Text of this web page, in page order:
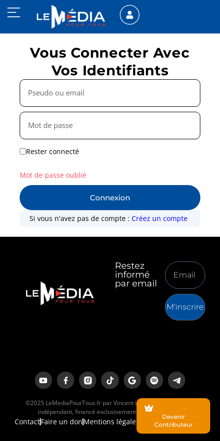
Vous Connecter Avec
Vos Identifiants
Rester connecté
Connexion
Mot de passe oublié
Si vous n'avez pas de compte :Créez un compte
Restez
informé
par email
M'inscrire
©2025 LeMediaPourTous.fr par Vincent Lapierre est un média
indépendant, financé exclusivement par ses lecteurs.
ContactFaire un don Mentions légales
Devenir
Contributeur